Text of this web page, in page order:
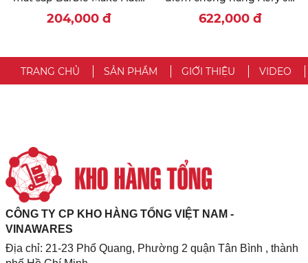
Gel Liner (đen)
204,000 đ
Flowering Make Up Base
622,000 đ
TRANG CHỦ SẢN PHẨM GIỚI THIỆU VIDEO
CÔNG TY CP KHO HÀNG TỔNG VIỆT NAM -
VINAWARES
Địa chỉ: 21-23 Phổ Quang, Phường 2 quận Tân Bình , thành